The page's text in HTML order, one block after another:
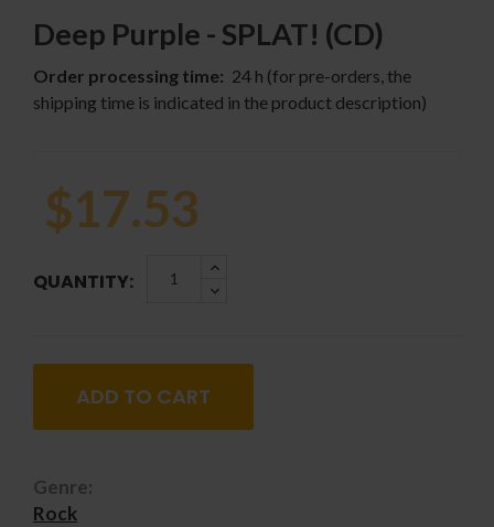
Deep Purple - SPLAT! (CD)
Order processing time: 24 h (for pre-orders, the
shipping time is indicated in the product description)
$17.53
QUANTITY:
ADD TO CART
Genre:
Rock